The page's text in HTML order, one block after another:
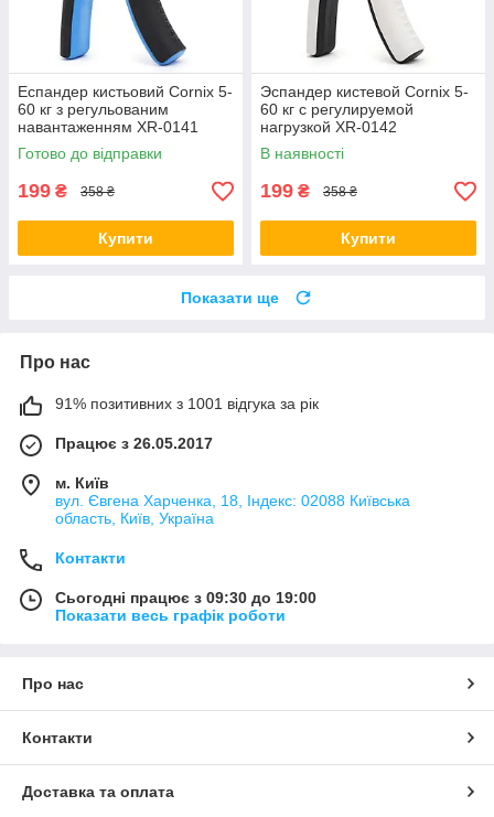
Еспандер кистьовий Cornix 5-
60 кг з регульованим
навантаженням XR-0141
Blue/Black
Готово до відправки
199 ₴ 358 ₴
Купити
Эспандер кистевой Cornix 5-
60 кг с регулируемой
нагрузкой XR-0142
Black/Grey orig2780
В наявності
199 ₴ 358 ₴
Купити
Показати ще
Про нас
91% позитивних з 1001 відгука за рік
Працює з 26.05.2017
м. Київ
вул. Євгена Харченка, 18, Індекс: 02088 Київська
область, Київ, Україна
Контакти
Сьогодні працює з 09:30 до 19:00
Показати весь графік роботи
Про нас
Контакти
Доставка та оплата